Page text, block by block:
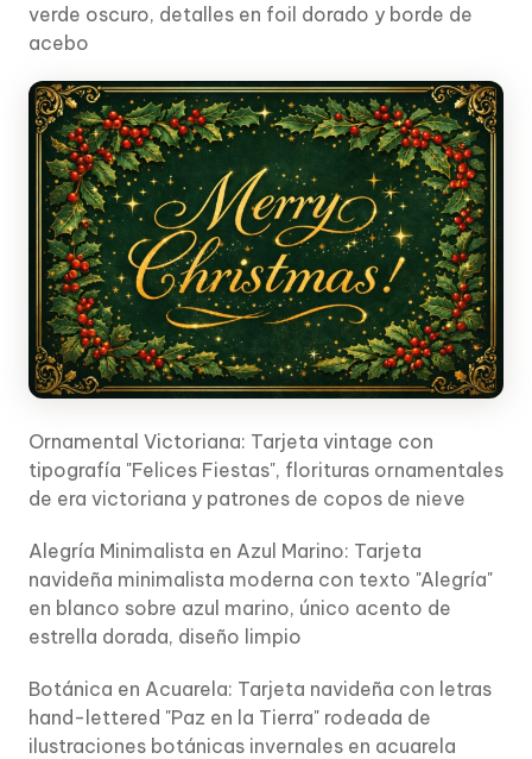
verde oscuro, detalles en foil dorado y borde de
acebo
Ornamental Victoriana: Tarjeta vintage con
tipografía "Felices Fiestas", florituras ornamentales
de era victoriana y patrones de copos de nieve
Alegría Minimalista en Azul Marino: Tarjeta
navideña minimalista moderna con texto "Alegría"
en blanco sobre azul marino, único acento de
estrella dorada, diseño limpio
Botánica en Acuarela: Tarjeta navideña con letras
hand-lettered "Paz en la Tierra" rodeada de
ilustraciones botánicas invernales en acuarela